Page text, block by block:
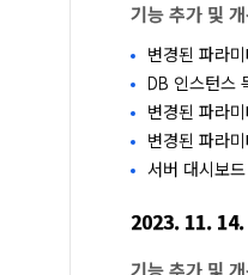
기능 추가 및
변경된 파라
DB 인스턴스
변경된 파라
변경된 파라
서버 대시보
2023. 11. 14.
기능 추가 및